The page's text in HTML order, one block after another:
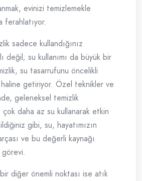
evinizi temizlemekle
ferahlatıyor.
sadece kullandığınız
değil; su kullanımı da büyük bir
su tasarrufunu öncelikli
getiriyor. Özel teknikler ve
geleneksel temizlik
daha az su kullanarak etkin
gibi, su, hayatımızın
ve bu değerli kaynağı
diğer önemli noktası ise atık